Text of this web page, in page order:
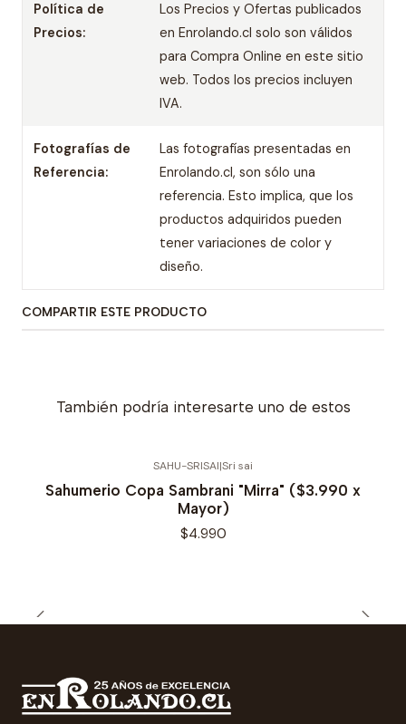
Política de
Precios:
Los Precios y Ofertas publicados
en Enrolando.cl solo son válidos
para Compra Online en este sitio
web. Todos los precios incluyen
IVA.
Fotografías de
Referencia:
Las fotografías presentadas en
Enrolando.cl, son sólo una
referencia. Esto implica, que los
productos adquiridos pueden
tener variaciones de color y
diseño.
COMPARTIR ESTE PRODUCTO
También podría interesarte uno de estos
SAHU-SRISAI|Sri sai
Sahumerio Copa Sambrani "Mirra" ($3.990 x
Mayor)
$4.990